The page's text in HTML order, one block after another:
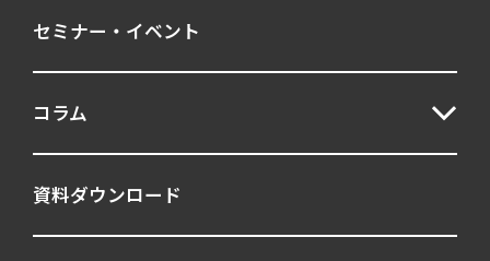
セミナー・イベント
コラム
資料ダウンロード